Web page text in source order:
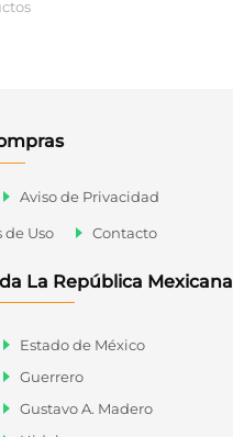
Aviso de Privacidad
de Uso Contacto
La República Mexicana
Estado de México
Guerrero
Gustavo A. Madero